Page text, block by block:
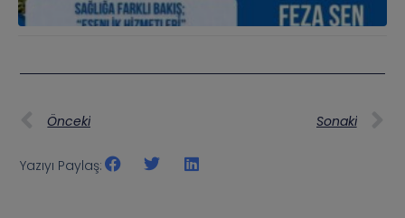
Önceki Sonaki
Yazıyı Paylaş: